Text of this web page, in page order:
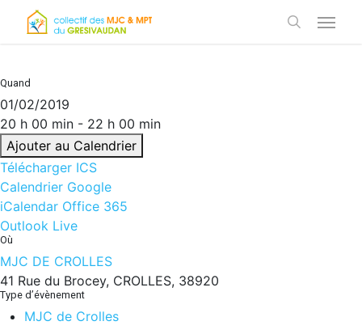
Quand
01/02/2019
20 h 00 min - 22 h 00 min
Ajouter au Calendrier
Télécharger ICS
Calendrier Google
iCalendar Office 365
Outlook Live
Où
MJC DE CROLLES
41 Rue du Brocey, CROLLES, 38920
Type d’évènement
MJC de Crolles